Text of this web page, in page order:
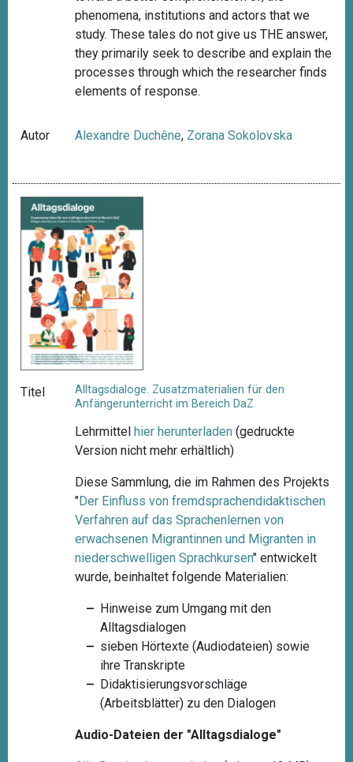
phenomena, institutions and actors that we
study. These tales do not give us THE answer,
they primarily seek to describe and explain the
processes through which the researcher finds
elements of response.
Autor Alexandre Duchêne, Zorana Sokolovska
Titel
Alltagsdialoge. Zusatzmaterialien für den
Anfängerunterricht im Bereich DaZ
Lehrmittelhier herunterladen (gedruckte
Version nicht mehr erhältlich)
Diese Sammlung, die im Rahmen des Projekts
"Der Einfluss von fremdsprachendidaktischen
Verfahren auf das Sprachenlernen von
erwachsenen Migrantinnen und Migranten in
niederschwelligenSprachkursen"entwickelt
wurde, beinhaltet folgende Materialien:
Hinweise zum Umgang mit den
Alltagsdialogen
sieben Hörtexte (Audiodateien) sowie
ihre Transkripte
Didaktisierungsvorschläge
(Arbeitsblätter) zu den Dialogen
Audio-Dateien der "Alltagsdialoge"